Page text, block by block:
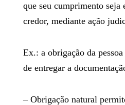
que seu cumprimento
credor, mediante ação
Ex.: a obrigação da
de entregar a
– Obrigação natural